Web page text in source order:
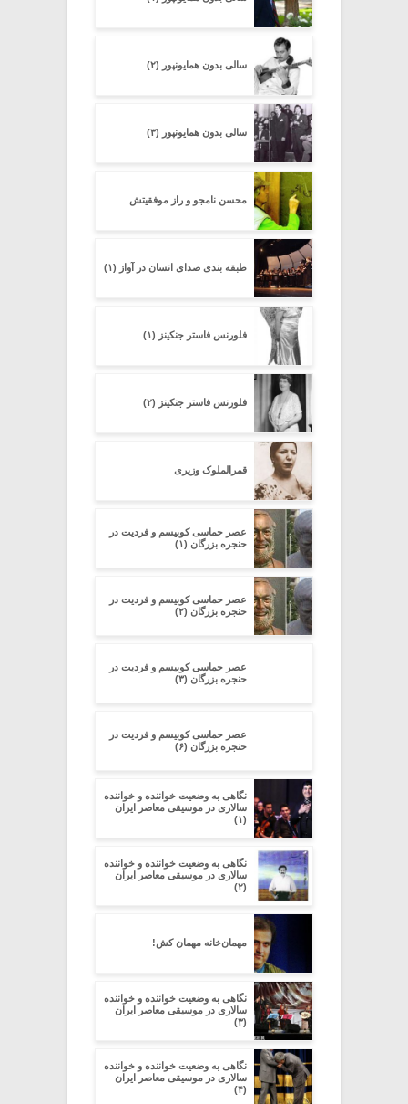
سالی بدون همایونپور (۲)
سالی بدون همایونپور (۳)
محسن نامجو و راز موفقیتش
طبقه بندی صدای انسان در آواز (۱)
فلورنس فاستر جنکینز (۱)
فلورنس فاستر جنکینز (۲)
قمرالملوک وزیری
عصر حماسی کوبیسم و فردیت در
حنجره بزرگان (۱)
عصر حماسی کوبیسم و فردیت در
حنجره بزرگان (۲)
عصر حماسی کوبیسم و فردیت در
حنجره بزرگان (۳)
عصر حماسی کوبیسم و فردیت در
حنجره بزرگان (۶)
نگاهی به وضعیت خواننده و خواننده
سالاری در موسیقی معاصر ایران
(۱)
نگاهی به وضعیت خواننده و خواننده
سالاری در موسیقی معاصر ایران
(۲)
مهمان‌خانه مهمان کش!
نگاهی به وضعیت خواننده و خواننده
سالاری در موسیقی معاصر ایران
(۳)
نگاهی به وضعیت خواننده و خواننده
سالاری در موسیقی معاصر ایران
(۴)